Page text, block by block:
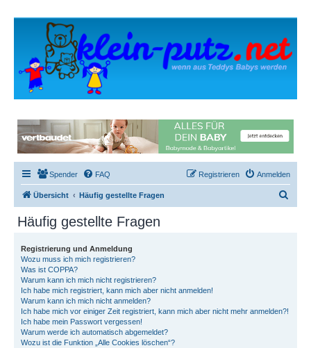
Spender FAQ Anmelden
Registrieren
Übersicht Häufig gestellte Fragen
Häufig gestellte Fragen
Registrierung und Anmeldung
Wozu muss ich mich registrieren?
Was ist COPPA?
Warum kann ich mich nicht registrieren?
Ich habe mich registriert, kann mich aber nicht anmelden!
Warum kann ich mich nicht anmelden?
Ich habe mich vor einiger Zeit registriert, kann mich aber nicht mehr anmelden?!
Ich habe mein Passwort vergessen!
Warum werde ich automatisch abgemeldet?
Wozu ist die Funktion „Alle Cookies löschen“?